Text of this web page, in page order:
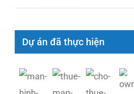
Dự án đã thực hiện